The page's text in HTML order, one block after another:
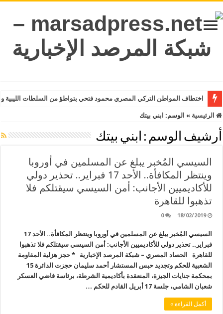
اختطاف المواطن التركي المصري محمود فتحي بتواطؤ من السلطات
الرئيسية » الوسم: ابني بيتك
أرشيف الوسم : ابني بيتك
السيسي المُخبر يبلغ عن المسلمين في أوروبا
وينتظر المكافأة.. الأحد 17 فبراير.. تحذير دولي
للأكاديميين الأجانب: أمن السيسي سيقتلكم فلا
تذهبوا للقاهرة
18/02/2019
0
السيسي المُخبر يبلغ عن المسلمين في أوروبا وينتظر المكافأة.. الأحد 17
فبراير.. تحذير دولي للأكاديميين الأجانب: أمن السيسي سيقتلكم فلا تذهبوا
للقاهرة الحصاد المصري – شبكة المرصد الإخبارية * حجز هزلية المقاومة
الشعبية للحكم وتجديد حبس المستشار أحمد سليمان حجزت الدائرة 15
بمحكمة جنايات الجيزة، المنعقدة بأكاديمية الشرطة، برئاسة قاضي العسكر
شعبان الشامي، جلسة 17 أبريل القادم للحكم …
أكمل القراءة »